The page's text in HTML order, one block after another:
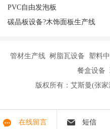
PVC自由发泡板
碳晶板设备?木饰面板生产线
管材生产线 树脂瓦设备 塑料
餐盒设备
版权所有：艾斯曼(张
在线留言 短信